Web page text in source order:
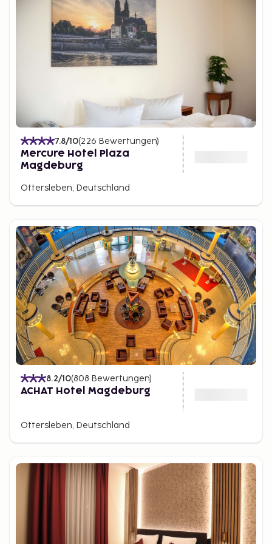
7.8/10(226 Bewertungen)
Mercure Hotel Plaza
Magdeburg
Ottersleben, Deutschland
8.2/10(808 Bewertungen)
ACHAT Hotel Magdeburg
Ottersleben, Deutschland